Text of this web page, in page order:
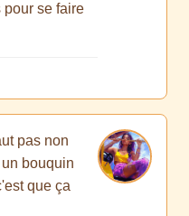
pour se faire
pas non
bouquin
que ça